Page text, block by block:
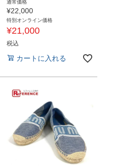
通常価格
¥22,000
特別オンライン価格
¥21,000
税込
カートに入れる